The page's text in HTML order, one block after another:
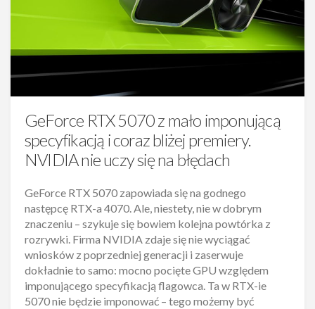
GeForce RTX 5070 z mało imponującą
specyfikacją i coraz bliżej premiery.
NVIDIA nie uczy się na błędach
GeForce RTX 5070 zapowiada się na godnego
następcę RTX-a 4070. Ale, niestety, nie w dobrym
znaczeniu – szykuje się bowiem kolejna powtórka z
rozrywki. Firma NVIDIA zdaje się nie wyciągać
wniosków z poprzedniej generacji i zaserwuje
dokładnie to samo: mocno pocięte GPU względem
imponującego specyfikacją flagowca. Ta w RTX-ie
5070 nie będzie imponować – tego możemy być